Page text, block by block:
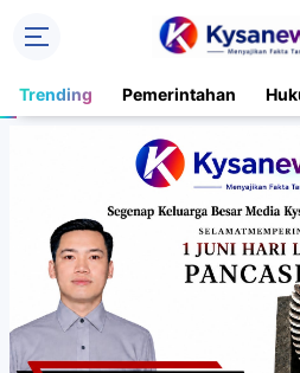
Trending Pemerintahan